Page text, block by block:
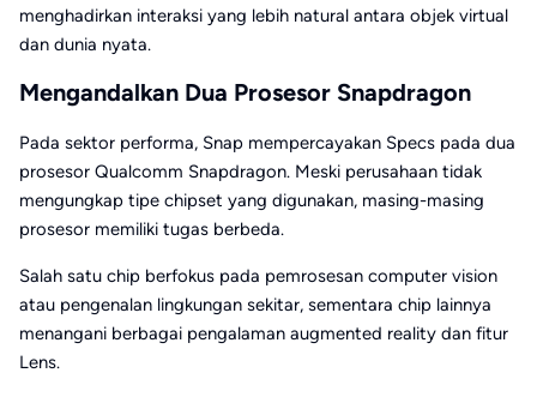
menghadirkan interaksi yang lebih natural antara objek virtual
dan dunia nyata.
Mengandalkan Dua Prosesor Snapdragon
Pada sektor performa, Snap mempercayakan Specs pada dua
prosesor Qualcomm Snapdragon. Meski perusahaan tidak
mengungkap tipe chipset yang digunakan, masing-masing
prosesor memiliki tugas berbeda.
Salah satu chip berfokus pada pemrosesan computer vision
atau pengenalan lingkungan sekitar, sementara chip lainnya
menangani berbagai pengalaman augmented reality dan fitur
Lens.